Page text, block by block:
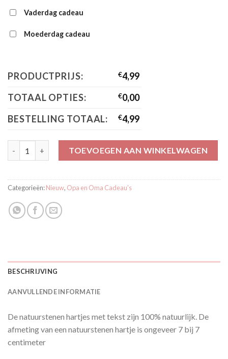
Vaderdag cadeau
Moederdag cadeau
PRODUCTPRIJS: €4,99
TOTAAL OPTIES:
€0,00
BESTELLING TOTAAL:
€4,99
TOEVOEGEN AAN WINKELWAGEN
Categorieën:Nieuw, Opa en Oma Cadeau's
BESCHRIJVING
AANVULLENDE INFORMATIE
De natuurstenen hartjes met tekst zijn 100% natuurlijk. De
afmeting van een natuurstenen hartje is ongeveer 7 bij 7
centimeter